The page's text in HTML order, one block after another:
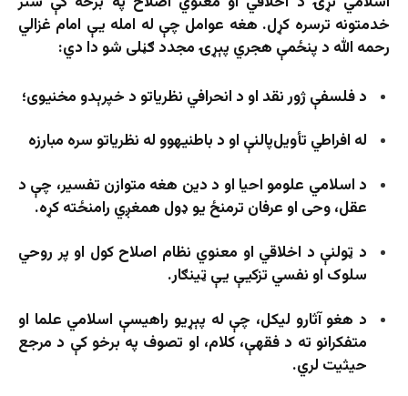
خدمتونه ترسره کړل. هغه عوامل چې له امله یې امام غزالي
رحمه الله د پنځمې هجري پېړۍ مجدد ګڼلی شو دا دي:
د فلسفې ژور نقد او د انحرافي نظریاتو د خپرېدو مخنیوی؛
له افراطي تأویل‌پالنې او د باطنيه­وو له نظریاتو سره مبارزه
د اسلامي علومو احیا او د دین هغه متوازن تفسیر، چې د
عقل، وحی او عرفان ترمنځ یو ډول همغږي رامنځته کړه.
د ټولنې د اخلاقي او معنوي نظام اصلاح کول او پر روحي
سلوک او نفسي تزکیې یې ټینګار.
د هغو آثارو لیکل، چې له پېړیو راهیسې اسلامي علما او
متفکرانو ته د فقهې، کلام، او تصوف په برخو کې د مرجع
حیثیت لري.